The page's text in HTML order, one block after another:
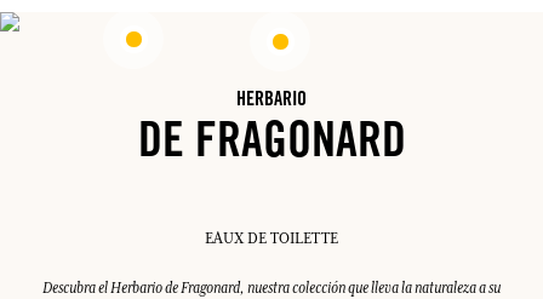
HERBARIO
DE FRAGONARD
EAUX DE TOILETTE
Descubra el Herbario de Fragonard, nuestra colección que lleva la naturaleza a su